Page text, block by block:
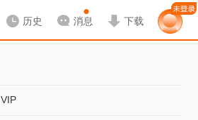
历史 消息 下载
VIP